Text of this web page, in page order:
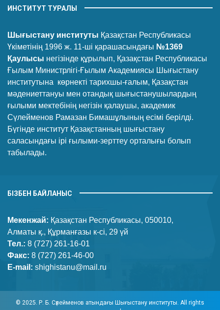
ИНСТИТУТ ТУРАЛЫ
Шығыстану институты Қазақстан Республикасы
Үкіметінің 1996 ж. 11-ші қарашасындағы №1369
Қаулысы негізінде құрылып, Қазақстан Республикасы
Ғылым Министрлігі-Ғылым Академиясы Шығыстану
институтына көрнекті тарихшы-ғалым, Қазақстан
мәдениеттануы мен отандық шығыстанушылардың
ғылыми мектебінің негізін қалаушы, академик
Сүлейменов Рамазан Бимашұлының есімі берілді.
Бүгінде институт Қазақстанның шығыстану
саласындағы ірі ғылыми-зерттеу орталығы болып
табылады.
БІЗБЕН БАЙЛАНЫС
Мекенжай: Қазақстан Республикасы, 050010,
Алматы қ., Құрманғазы к-сі, 29 үй
Тел.: 8 (727) 261-16-01
Факс: 8 (727) 261-46-00
E-mail: shighistanu@mail.ru
© 2025. Р. Б. Сүлейменов атындағы Шығыстану институты. All rights